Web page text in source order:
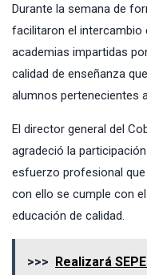
Durante la semana de
facilitaron el intercambio
academias impartidas
calidad de enseñanza
alumnos pertenecientes
El director general del
agradeció la
esfuerzo profesional
con ello se cumple con
educación de calidad.
>>> Realizará